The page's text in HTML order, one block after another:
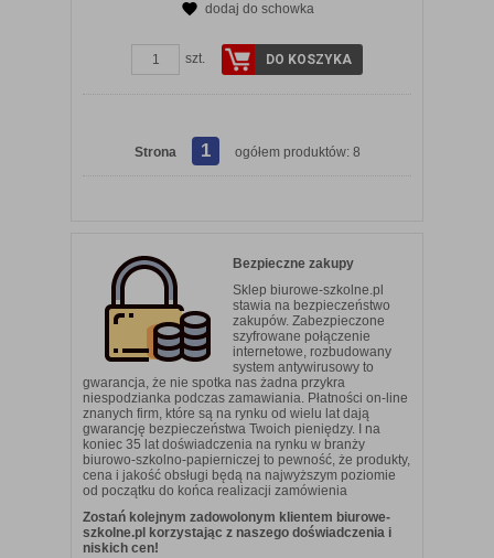
dodaj do schowka
szt. DO KOSZYKA
Strona 1 ogółem produktów: 8
Bezpieczne zakupy
Sklep biurowe-szkolne.pl
stawia na bezpieczeństwo
zakupów. Zabezpieczone
szyfrowane połączenie
internetowe, rozbudowany
system antywirusowy to
gwarancja, że nie spotka nas żadna przykra
niespodzianka podczas zamawiania. Płatności on-line
znanych firm, które są na rynku od wielu lat dają
gwarancję bezpieczeństwa Twoich pieniędzy. I na
koniec 35 lat doświadczenia na rynku w branży
biurowo-szkolno-papierniczej to pewność, że produkty,
cena i jakość obsługi będą na najwyższym poziomie
od początku do końca realizacji zamówienia
Zostań kolejnym zadowolonym klientem biurowe-
szkolne.pl korzystając z naszego doświadczenia i
niskich cen!